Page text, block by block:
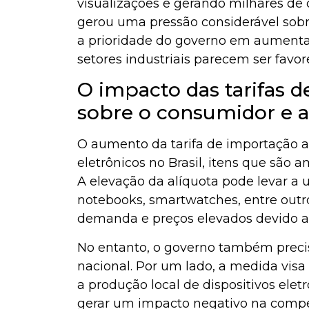
visualizações e gerando milhares
gerou uma pressão considerável
a prioridade do governo em
setores industriais parecem ser
O impacto das tarifas
sobre o consumidor e
O aumento da tarifa de importação
eletrônicos no Brasil, itens que são
A elevação da alíquota pode levar a
notebooks, smartwatches, entre
demanda e preços elevados devido
No entanto, o governo também
nacional. Por um lado, a medida
a produção local de dispositivos
gerar um impacto negativo na